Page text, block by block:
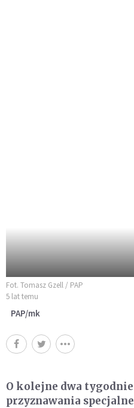
Fot. Tomasz Gzell / PAP
5 lat temu
PAP/mk
O kolejne dwa tygodnie
przyznawania